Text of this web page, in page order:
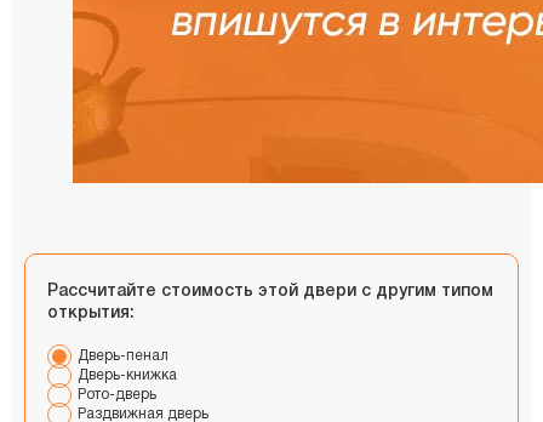
Рассчитайте стоимость этой двери с другим типом
открытия:
Дверь-пенал
Дверь-книжка
Рото-дверь
Раздвижная дверь